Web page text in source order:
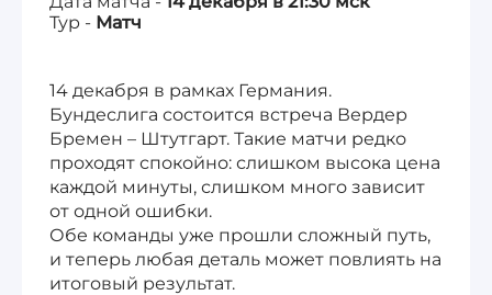
Тур - Матч
14 декабря в рамках Германия.
Бундеслига состоится встреча Вердер
Бремен – Штутгарт. Такие матчи редко
проходят спокойно: слишком высока цена
каждой минуты, слишком много зависит
от одной ошибки.
Обе команды уже прошли сложный путь,
и теперь любая деталь может повлиять на
итоговый результат.